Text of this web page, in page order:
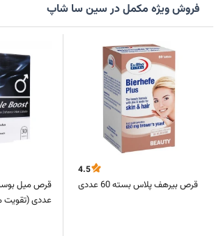
فروش ویژه مکمل در سین سا شاپ
4.5
قرص بیرهف پلاس بسته 60 عددی
عددی (تقویت